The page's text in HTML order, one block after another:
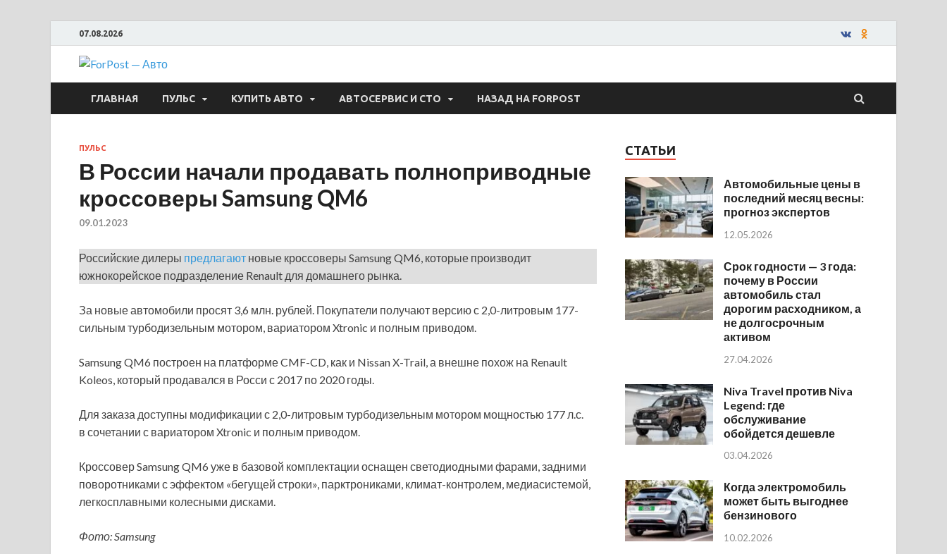
07.08.2026
ForPost — Авто
ГЛАВНАЯ ПУЛЬС КУПИТЬ АВТО АВТОСЕРВИС И СТО НАЗАД НА FORPOST
ПУЛЬС
В России начали продавать полноприводные
кроссоверы Samsung QM6
09.01.2023
Российские дилеры предлагают новые кроссоверы Samsung QM6, которые производит
южнокорейское подразделение Renault для домашнего рынка.
За новые автомобили просят 3,6 млн. рублей. Покупатели получают версию с 2,0-литровым 177-
сильным турбодизельным мотором, вариатором Xtronic и полным приводом.
Samsung QM6 построен на платформе CMF-CD, как и Nissan X-Trail, а внешне похож на Renault
Koleos, который продавался в Росси с 2017 по 2020 годы.
Для заказа доступны модификации с 2,0-литровым турбодизельным мотором мощностью 177 л.с.
в сочетании с вариатором Xtronic и полным приводом.
Кроссовер Samsung QM6 уже в базовой комплектации оснащен светодиодными фарами, задними
поворотниками с эффектом «бегущей строки», парктрониками, климат-контролем, медиасистемой,
легкосплавными колесными дисками.
Фото: Samsung
СТАТЬИ
Автомобильные цены в
последний месяц весны:
прогноз экспертов
12.05.2026
Срок годности — 3 года:
почему в России
автомобиль стал
дорогим расходником, а
не долгосрочным
активом
27.04.2026
Niva Travel против Niva
Legend: где
обслуживание
обойдется дешевле
03.04.2026
Когда электромобиль
может быть выгоднее
бензинового
10.02.2026